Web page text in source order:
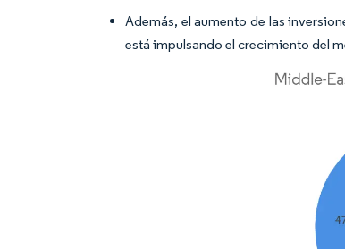
Además, el aumento de las
está impulsando el crecimiento del